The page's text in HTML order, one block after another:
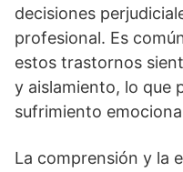
decisiones
profesional. Es
estos trastornos
y aislamiento, lo que
sufrimiento
La comprensión y la